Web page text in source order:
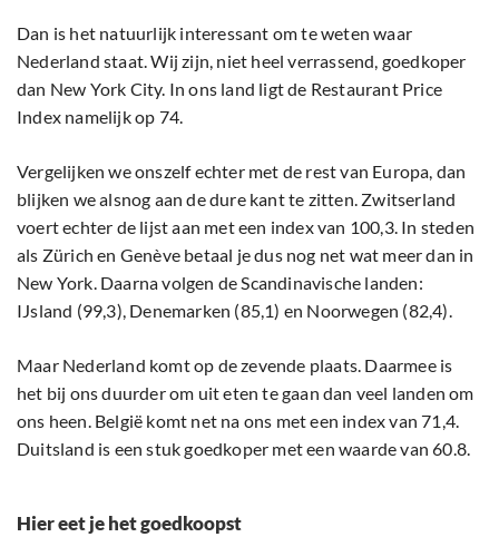
Dan is het natuurlijk interessant om te weten waar
Nederland staat. Wij zijn, niet heel verrassend, goedkoper
dan New York City. In ons land ligt de Restaurant Price
Index namelijk op 74.
Vergelijken we onszelf echter met de rest van Europa, dan
blijken we alsnog aan de dure kant te zitten. Zwitserland
voert echter de lijst aan met een index van 100,3. In steden
als Zürich en Genève betaal je dus nog net wat meer dan in
New York. Daarna volgen de Scandinavische landen:
IJsland (99,3), Denemarken (85,1) en Noorwegen (82,4).
Maar Nederland komt op de zevende plaats. Daarmee is
het bij ons duurder om uit eten te gaan dan veel landen om
ons heen. België komt net na ons met een index van 71,4.
Duitsland is een stuk goedkoper met een waarde van 60.8.
Hier eet je het goedkoopst